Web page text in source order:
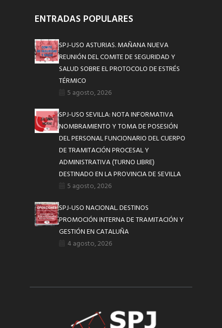
ENTRADAS POPULARES
SPJ-USO ASTURIAS. MAÑANA NUEVA
REUNIÓN DEL COMITE DE SEGURIDAD Y
SALUD SOBRE EL PROTOCOLO DE ESTRÉS
TÉRMICO
5 agosto, 2026
SPJ-USO SEVILLA: NOTA INFORMATIVA
NOMBRAMIENTO Y TOMA DE POSESIÓN
DEL PERSONAL FUNCIONARIO DEL CUERPO
DE TRAMITACIÓN PROCESAL Y
ADMINISTRATIVA (TURNO LIBRE)
DESTINADO EN LA PROVINCIA DE SEVILLA
5 agosto, 2026
SPJ-USO NACIONAL. DESTINOS
PROMOCIÓN INTERNA DE TRAMITACIÓN Y
GESTIÓN EN CATALUÑA
4 agosto, 2026